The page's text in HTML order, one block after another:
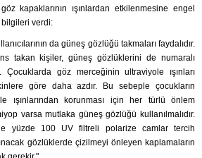
kapaklarının ışınlardan etkilenmesine engel
bilgileri verdi:
da güneş gözlüğü takmaları faydalıdır.
takan kişiler, güneş gözlüklerini de numaralı
Çocuklarda göz merceğinin ultraviyole ışınları
göre daha azdır. Bu sebeple çocukların
ışınlarından korunması için her türlü önlem
varsa mutlaka güneş gözlüğü kullanılmalıdır.
yüzde 100 UV filtreli polarize camlar tercih
gözlüklerde çizilmeyi önleyen kaplamaların